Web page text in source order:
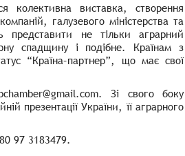
колективна виставка, створення
компаній, галузевого міністерства та
представити не тільки аграрний
спадщину і подібне. Країнам з
“Країна–партнер”, що має свої
@gmail.com. Зі свого боку
ій презентаціїУкраїни, її аграрного
97 3183479.